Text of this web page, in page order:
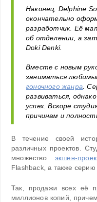
Наконец, Delphine
окончательно
разработчик. Её
об отделении, а
Doki Denki.
Вместе с новым
заниматься
гоночного жанра.
развиваться,
успех. Вскоре
причинам и
В течение своей
различных проектов.
множество экшен-
Flashback, а также серию
Так, продажи всех её
миллионов копий,